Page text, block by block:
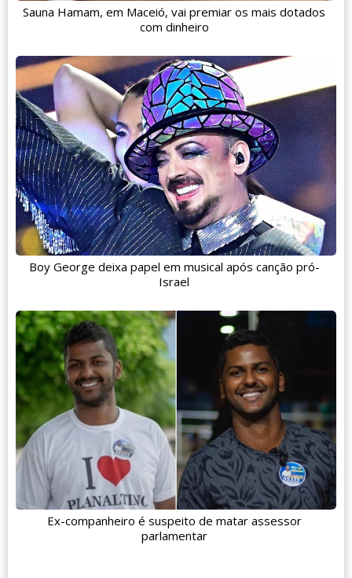
Sauna Hamam, em Maceió, vai premiar os mais dotados
com dinheiro
Boy George deixa papel em musical após canção pró-
Israel
Ex-companheiro é suspeito de matar assessor
parlamentar